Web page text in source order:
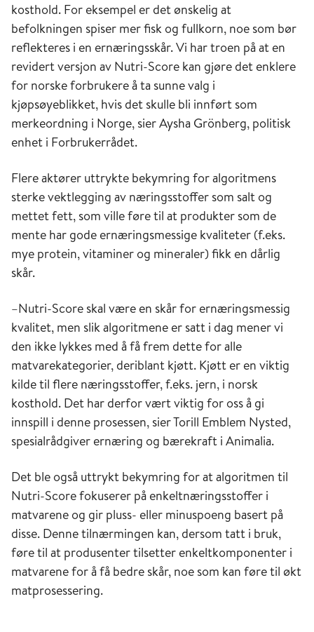
kosthold. For eksempel er det ønskelig at
befolkningen spiser mer fisk og fullkorn, noe som bør
reflekteres i en ernæringsskår. Vi har troen på at en
revidert versjon av Nutri-Score kan gjøre det enklere
for norske forbrukere å ta sunne valg i
kjøpsøyeblikket, hvis det skulle bli innført som
merkeordning i Norge, sier Aysha Grönberg, politisk
enhet i Forbrukerrådet.
Flere aktører uttrykte bekymring for algoritmens
sterke vektlegging av næringsstoffer som salt og
mettet fett, som ville føre til at produkter som de
mente har gode ernæringsmessige kvaliteter (f.eks.
mye protein, vitaminer og mineraler) fikk en dårlig
skår.
–Nutri-Score skal være en skår for ernæringsmessig
kvalitet, men slik algoritmene er satt i dag mener vi
den ikke lykkes med å få frem dette for alle
matvarekategorier, deriblant kjøtt. Kjøtt er en viktig
kilde til flere næringsstoffer, f.eks. jern, i norsk
kosthold. Det har derfor vært viktig for oss å gi
innspill i denne prosessen, sier Torill Emblem Nysted,
spesialrådgiver ernæring og bærekraft i Animalia.
Det ble også uttrykt bekymring for at algoritmen til
Nutri-Score fokuserer på enkeltnæringsstoffer i
matvarene og gir pluss- eller minuspoeng basert på
disse. Denne tilnærmingen kan, dersom tatt i bruk,
føre til at produsenter tilsetter enkeltkomponenter i
matvarene for å få bedre skår, noe som kan føre til økt
matprosessering.